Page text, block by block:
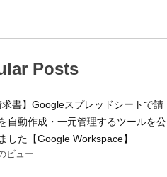
Posts
求書】Googleスプレッドシートで請
自動作成・一元管理するツールを公
した【Google Workspace】
ビュー